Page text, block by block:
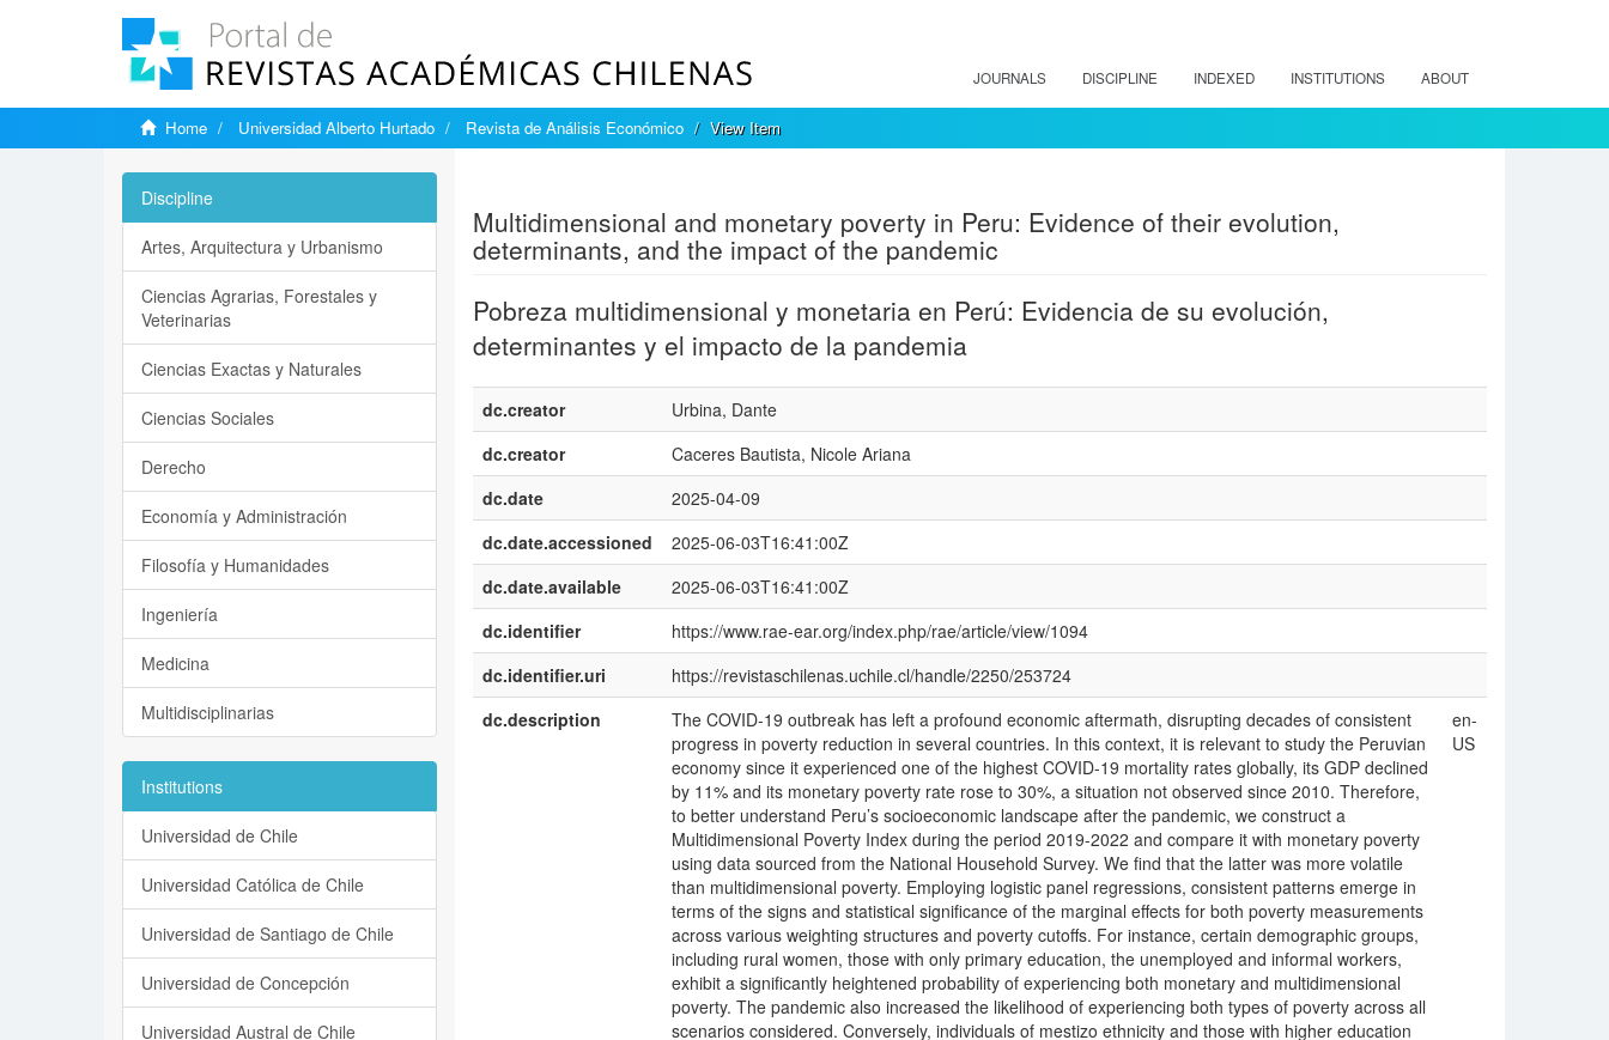
JOURNALS DISCIPLINE INDEXED INSTITUTIONS ABOUT
Home Universidad Alberto Hurtado Revista de Análisis Económico View Item
Multidimensional and monetary poverty in Peru: Evidence of their evolution,
determinants, and the impact of the pandemic
Pobreza multidimensional y monetaria en Perú: Evidencia de su evolución,
determinantes y el impacto de la pandemia
dc.creator
Urbina, Dante
dc.creator
Caceres Bautista, Nicole Ariana
dc.date
2025-04-09
dc.date.accessioned
2025-06-03T16:41:00Z
dc.date.available
2025-06-03T16:41:00Z
dc.identifier
https://www.rae-ear.org/index.php/rae/article/view/1094
dc.identifier.uri
https://revistaschilenas.uchile.cl/handle/2250/253724
dc.description
The COVID-19 outbreak has left a profound economic aftermath, disrupting decades of consistent
progress in poverty reduction in several countries. In this context, it is relevant to study the Peruvian
economy since it experienced one of the highest COVID-19 mortality rates globally, its GDP declined
by 11% and its monetary poverty rate rose to 30%, a situation not observed since 2010. Therefore,
to better understand Peru’s socioeconomic landscape after the pandemic, we construct a
Multidimensional Poverty Index during the period 2019-2022 and compare it with monetary poverty
using data sourced from the National Household Survey. We find that the latter was more volatile
than multidimensional poverty. Employing logistic panel regressions, consistent patterns emerge in
terms of the signs and statistical significance of the marginal effects for both poverty measurements
across various weighting structures and poverty cutoffs. For instance, certain demographic groups,
including rural women, those with only primary education, the unemployed and informal workers,
exhibit a significantly heightened probability of experiencing both monetary and multidimensional
poverty. The pandemic also increased the likelihood of experiencing both types of poverty across all
scenarios considered. Conversely, individuals of mestizo ethnicity and those with higher education
en-
US
Discipline
Artes, Arquitectura y Urbanismo
Ciencias Agrarias, Forestales y
Veterinarias
Ciencias Exactas y Naturales
Ciencias Sociales
Derecho
Economía y Administración
Filosofía y Humanidades
Ingeniería
Medicina
Multidisciplinarias
Institutions
Universidad de Chile
Universidad Católica de Chile
Universidad de Santiago de Chile
Universidad de Concepción
Universidad Austral de Chile